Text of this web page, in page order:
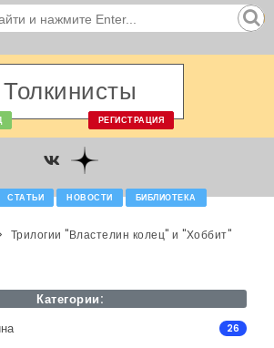
Толкинисты
РЕГИСТРАЦИЯ
СТАТЬИ НОВОСТИ БИБЛИОТЕКА
Трилогии "Властелин колец" и "Хоббит"
Категории:
26